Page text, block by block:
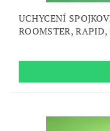
UCHYCENÍ
ROOMSTER,